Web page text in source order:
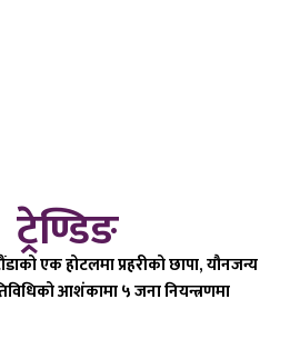
ट्रेण्डिङ
एक होटलमा प्रहरीको छापा, यौनजन्य
आशंकामा ५ जना नियन्त्रणमा